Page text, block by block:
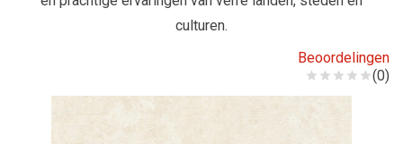
culturen.
Beoordelingen
(0)